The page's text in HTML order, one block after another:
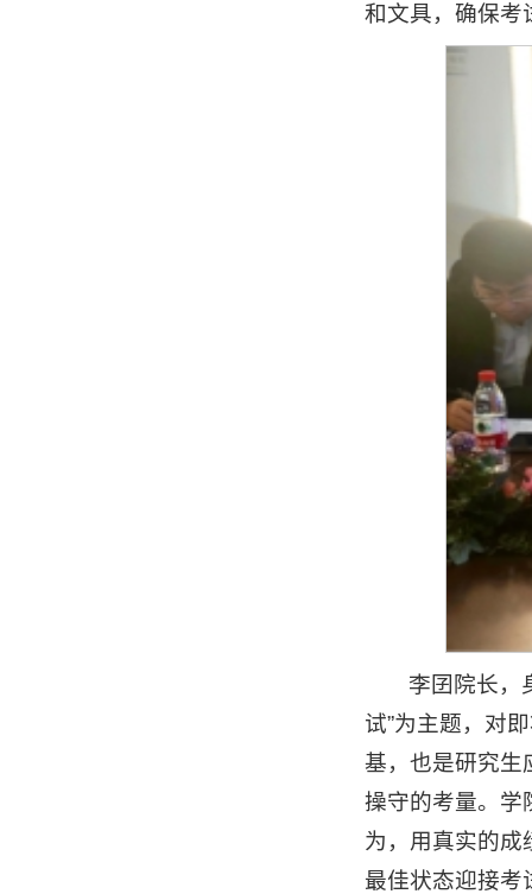
和文具，确保考
李囝院长，
试”为主题，对
基，也是研究生
操守的考量。学
为，用真实的成
最佳状态迎接考